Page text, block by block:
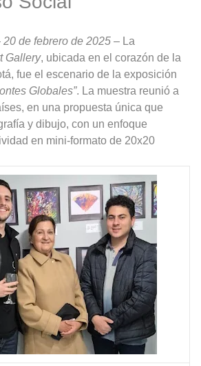
20 de febrero de 2025 – La
Gallery, ubicada en el corazón de la
fue el escenario de la exposición
Globales”. La muestra reunió a
en una propuesta única que
y dibujo, con un enfoque
en mini-formato de 20x20